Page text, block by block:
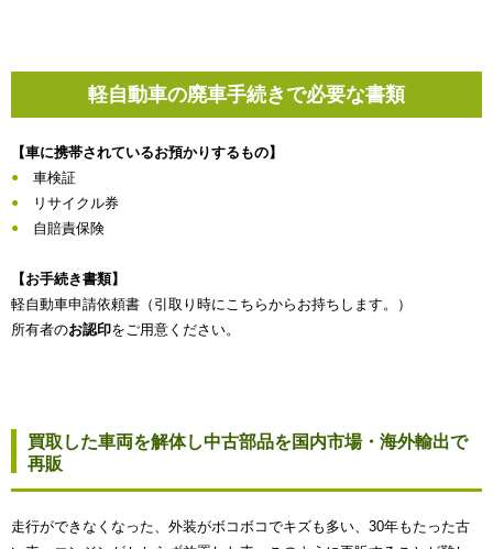
軽自動車の廃車手続きで必要な書類
【車に携帯されているお預かりするもの】
車検証
リサイクル券
自賠責保険
【お手続き書類】
軽自動車申請依頼書（引取り時にこちらからお持ちします。）
所有者のお認印をご用意ください。
買取した車両を解体し中古部品を国内市場・海外輸出で
再販
走行ができなくなった、外装がボコボコでキズも多い、30年もたった古